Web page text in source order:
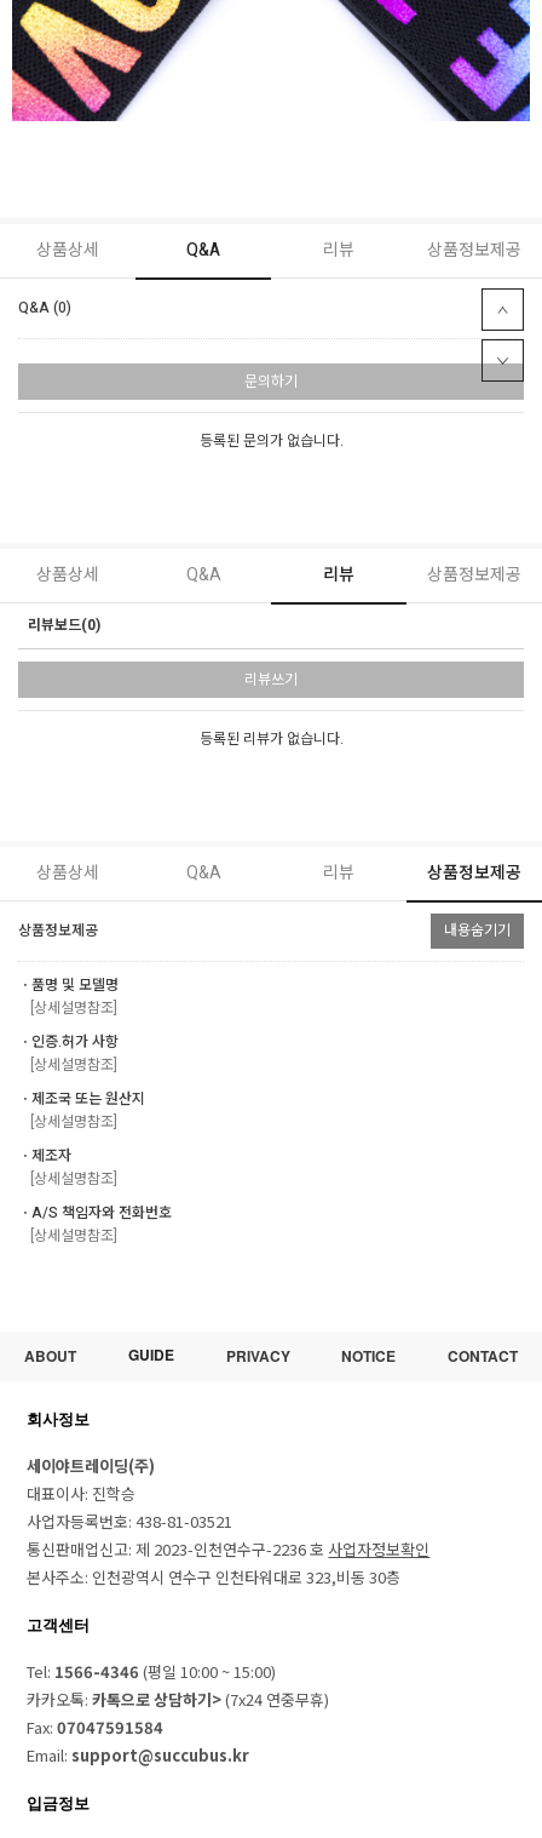
상품상세 Q&A 리뷰 상품정보제공
Q&A (0)
문의하기
등록된 문의가 없습니다.
상품상세 Q&A 리뷰 상품정보제공
리뷰보드(0)
리뷰쓰기
등록된 리뷰가 없습니다.
상품상세 Q&A 리뷰 상품정보제공
상품정보제공 내용숨기기
ㆍ품명 및 모델명
[상세설명참조]
ㆍ인증.허가 사항
[상세설명참조]
ㆍ제조국 또는 원산지
[상세설명참조]
ㆍ제조자
[상세설명참조]
ㆍA/S 책임자와 전화번호
[상세설명참조]
ABOUT GUIDE PRIVACY NOTICE CONTACT
회사정보
세이야트레이딩(주)
대표이사: 진학승
사업자등록번호: 438-81-03521
통신판매업신고: 제 2023-인천연수구-2236 호 사업자정보확인
본사주소: 인천광역시 연수구 인천타워대로 323,비동 30층
고객센터
Tel: 1566-4346 (평일 10:00 ~ 15:00)
카카오톡:카톡으로 상담하기>(7x24 연중무휴)
Fax:07047591584
Email:support@succubus.kr
입금정보